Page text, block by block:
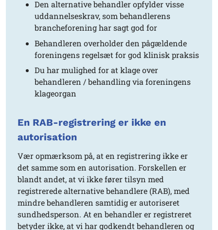
Den alternative behandler opfylder visse
uddannelseskrav, som behandlerens
brancheforening har sagt god for
Behandleren overholder den pågældende
foreningens regelsæt for god klinisk praksis
Du har mulighed for at klage over
behandleren / behandling via foreningens
klageorgan
En RAB-registrering er ikke en
autorisation
Vær opmærksom på, at en registrering ikke er
det samme som en autorisation. Forskellen er
blandt andet, at vi ikke fører tilsyn med
registrerede alternative behandlere (RAB), med
mindre behandleren samtidig er autoriseret
sundhedsperson. At en behandler er registreret
betyder ikke, at vi har godkendt behandleren og